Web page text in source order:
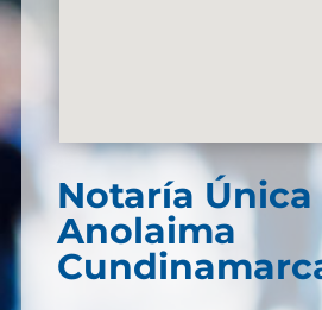
Notaría Única
Anolaima